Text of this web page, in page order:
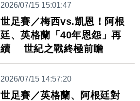
2026/07/15 15:01:47
世足賽／梅西vs.凱恩！阿根
廷、英格蘭「40年恩怨」再
續 世紀之戰終極前瞻
2026/07/15 14:57:20
世足賽／英格蘭、阿根廷對